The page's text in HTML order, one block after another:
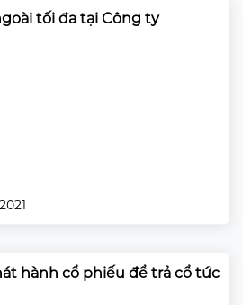
tối đa tại Công ty
hành cổ phiếu để trả cổ tức